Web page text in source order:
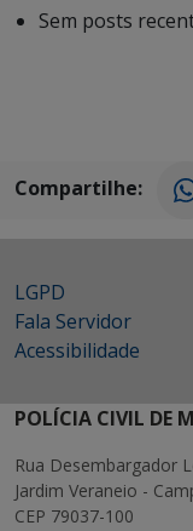
Sem posts
Compartilhe:
LGPD
Fala Servidor
Acessibilidade
POLÍCIA CIVIL DE
Rua Desembargador
Jardim Veraneio -
CEP 79037-100